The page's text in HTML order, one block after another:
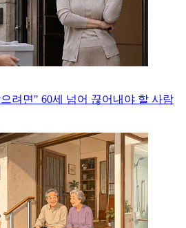
려면" 60세 넘어 끊어내야 할 사람